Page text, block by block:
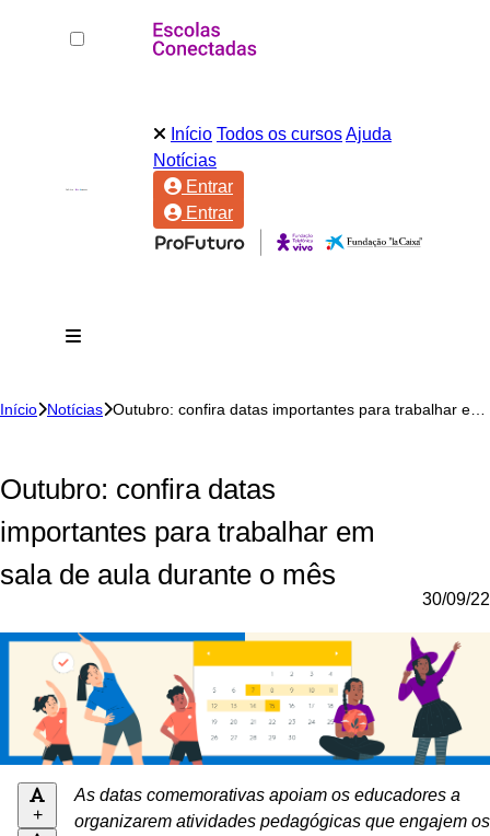
Início Todos os cursosAjuda
Notícias
Entrar
Entrar
Início Notícias
Outubro: confira datas
importantes para trabalhar em
sala de aula durante o mês
30/09/22
+
As datas comemorativas apoiam os educadores a
organizarem atividades pedagógicas que engajem os